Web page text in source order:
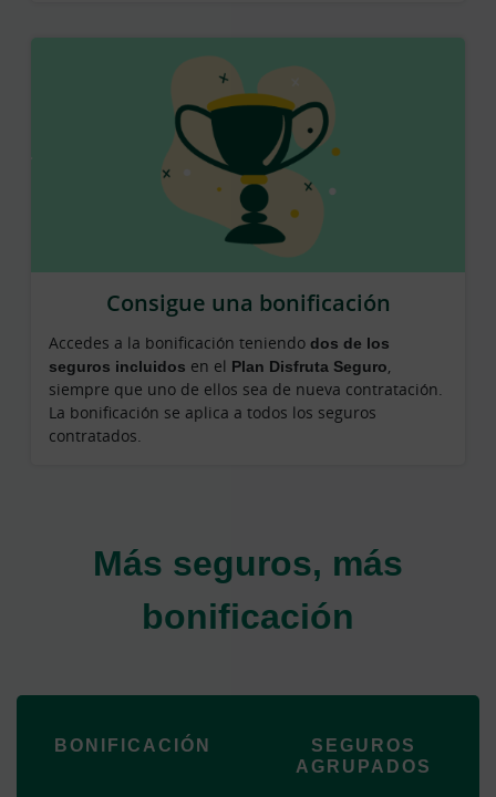
Consigue una bonificación
Accedes a la bonificación teniendo dos de los
seguros incluidos en el Plan Disfruta Seguro,
siempre que uno de ellos sea de nueva contratación.
La bonificación se aplica a todos los seguros
contratados.
Más seguros, más
bonificación
BONIFICACIÓN
SEGUROS
AGRUPADOS